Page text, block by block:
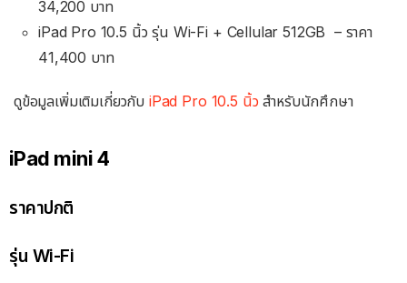
34,200 บาท
iPad Pro 10.5 นิ้ว รุ่น Wi-Fi + Cellular 512GB – ราคา
41,400 บาท
ดูข้อมูลเพิ่มเติมเกี่ยวกับ iPad Pro 10.5 นิ้ว สำหรับนักศึกษา
iPad mini 4
ราคาปกติ
รุ่น Wi-Fi